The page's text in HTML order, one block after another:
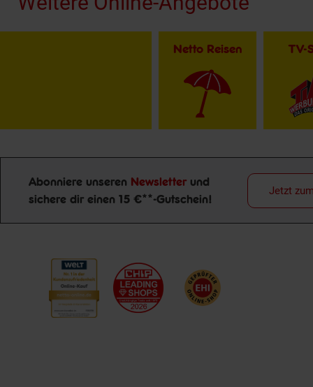
Netto Reisen TV-
Newsletter Anmeldung
Abonniere unseren Newsletter und
sichere dir einen 15 €**-Gutschein!
Jetzt